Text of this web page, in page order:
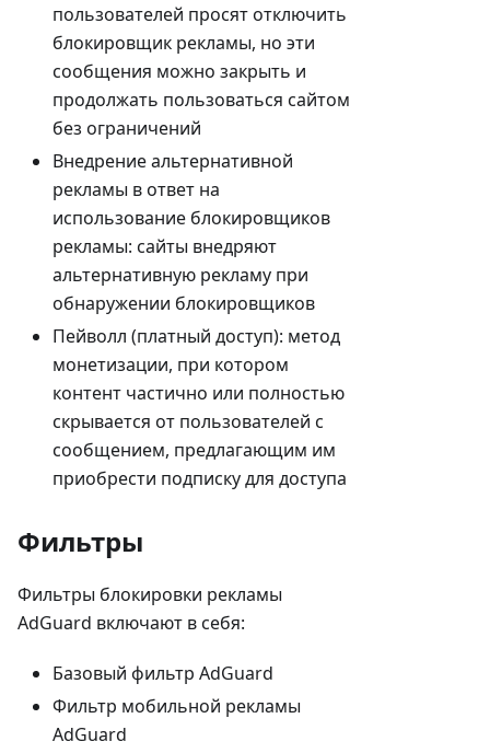
пользователей просят отключить
блокировщик рекламы, но эти
сообщения можно закрыть и
продолжать пользоваться сайтом
без ограничений
Внедрение альтернативной
рекламы в ответ на
использование блокировщиков
рекламы: сайты внедряют
альтернативную рекламу при
обнаружении блокировщиков
Пейволл (платный доступ): метод
монетизации, при котором
контент частично или полностью
скрывается от пользователей с
сообщением, предлагающим им
приобрести подписку для доступа
Фильтры
Фильтры блокировки рекламы
AdGuard включают в себя:
Базовый фильтр AdGuard
Фильтр мобильной рекламы
AdGuard